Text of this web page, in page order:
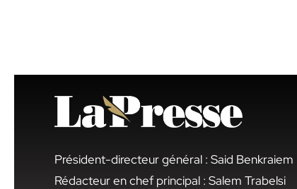
Président-directeur général : Said Benkraiem
Rédacteur en chef principal : Salem Trabelsi